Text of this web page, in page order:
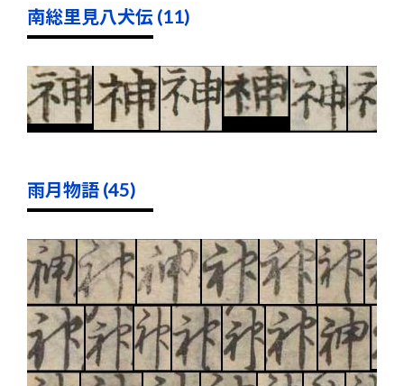
南総里見八犬伝 (11)
雨月物語 (45)